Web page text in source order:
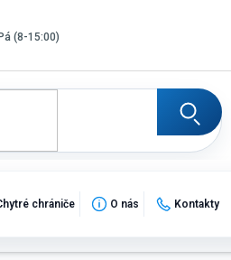
a reklamace zboží
chrániče O nás Kontakty